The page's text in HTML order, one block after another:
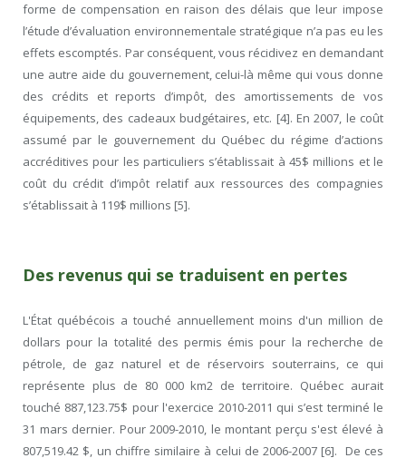
forme de compensation en raison des délais que leur impose
l’étude d’évaluation environnementale stratégique n’a pas eu les
effets escomptés. Par conséquent, vous récidivez en demandant
une autre aide du gouvernement, celui-là même qui vous donne
des crédits et reports d’impôt, des amortissements de vos
équipements, des cadeaux budgétaires, etc. [4]. En 2007, le coût
assumé par le gouvernement du Québec du régime d’actions
accréditives pour les particuliers s’établissait à 45$ millions et le
coût du crédit d’impôt relatif aux ressources des compagnies
s’établissait à 119$ millions [5].
Des revenus qui se traduisent en pertes
L'État québécois a touché annuellement moins d'un million de
dollars pour la totalité des permis émis pour la recherche de
pétrole, de gaz naturel et de réservoirs souterrains, ce qui
représente plus de 80 000 km2 de territoire. Québec aurait
touché 887,123.75$ pour l'exercice 2010-2011 qui s’est terminé le
31 mars dernier. Pour 2009-2010, le montant perçu s'est élevé à
807,519.42 $, un chiffre similaire à celui de 2006-2007 [6]. De ces